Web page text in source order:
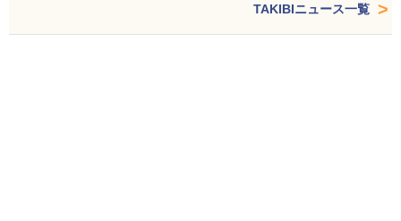
TAKIBIニュース一覧